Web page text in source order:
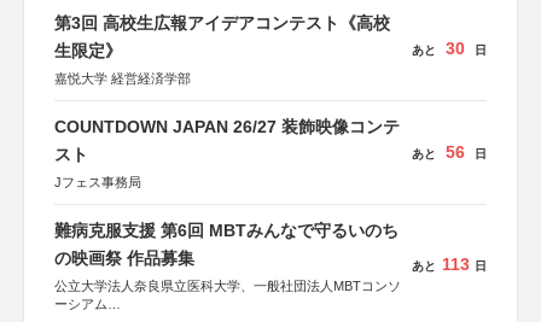
第3回 高校生広報アイデアコンテスト《高校
生限定》
嘉悦大学 経営経済学部
あと 30 日
COUNTDOWN JAPAN 26/27 装飾映像コンテ
スト
Jフェス事務局
あと 56 日
難病克服支援 第6回 MBTみんなで守るいのち
の映画祭 作品募集
公立大学法人奈良県立医科大学、一般社団法人MBTコンソ
ーシアム
あと 113 日